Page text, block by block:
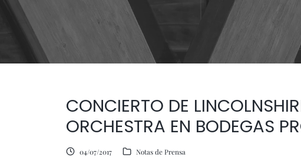
CONCIERTO DE
ORCHESTRA EN BODEGAS
04/07/2017 Notas de Prensa